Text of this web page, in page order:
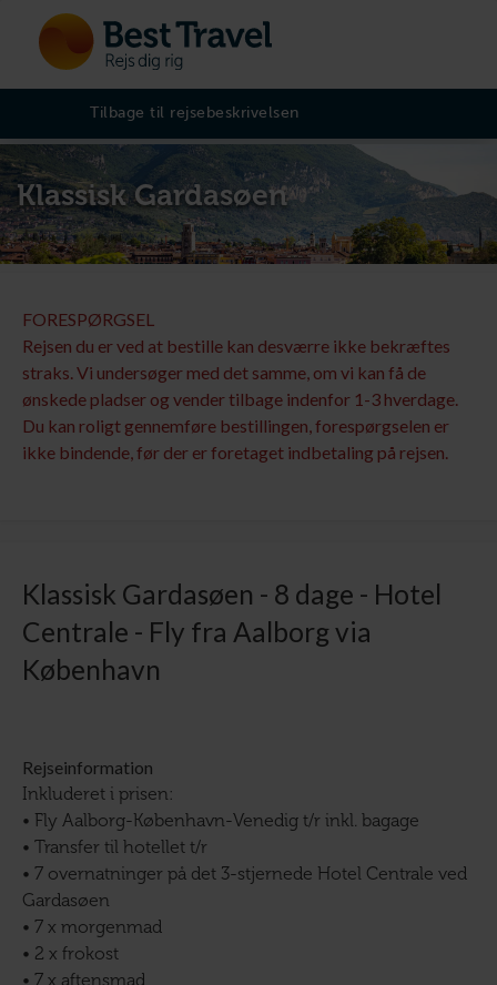
Tilbage til rejsebeskrivelsen
Klassisk Gardasøen
FORESPØRGSEL
Rejsen du er ved at bestille kan desværre ikke bekræftes
straks. Vi undersøger med det samme, om vi kan få de
ønskede pladser og vender tilbage indenfor 1-3 hverdage.
Du kan roligt gennemføre bestillingen, forespørgselen er
ikke bindende, før der er foretaget indbetaling på rejsen.
Klassisk Gardasøen - 8 dage - Hotel
Centrale - Fly fra Aalborg via
København
Rejseinformation
Inkluderet i prisen:
• Fly Aalborg-København-Venedig t/r inkl. bagage
• Transfer til hotellet t/r
• 7 overnatninger på det 3-stjernede Hotel Centrale ved
Gardasøen
• 7 x morgenmad
• 2 x frokost
• 7 x aftensmad